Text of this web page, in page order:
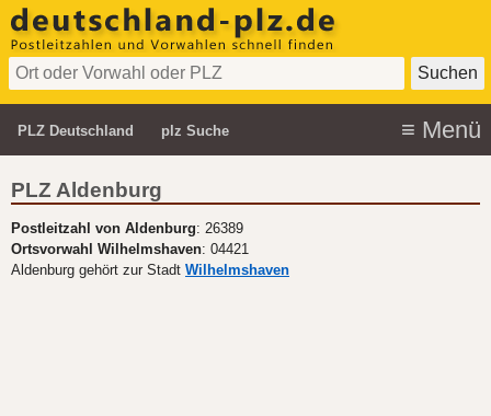
PLZ Deutschland plz Suche
PLZ Aldenburg
Postleitzahl von Aldenburg: 26389
Ortsvorwahl Wilhelmshaven: 04421
Aldenburg gehört zur Stadt Wilhelmshaven